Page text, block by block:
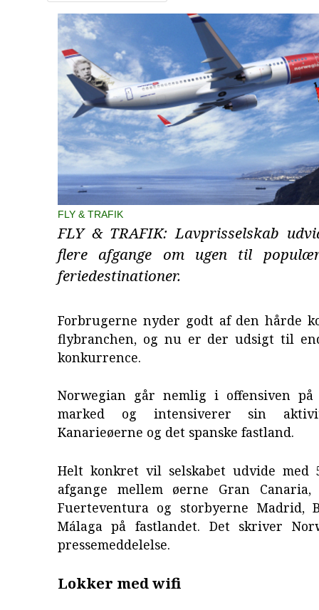
FLY & TRAFIK
FLY & TRAFIK: Lavprisselskab
flere afgange om ugen til
feriedestinationer.
Forbrugerne nyder godt af den hårde
flybranchen, og nu er der udsigt til
konkurrence.
Norwegian går nemlig i offensiven på
marked og intensiverer sin
Kanarieøerne og det spanske fastland.
Helt konkret vil selskabet udvide med
afgange mellem øerne Gran
Fuerteventura og storbyerne Madrid,
Málaga på fastlandet. Det skriver
pressemeddelelse.
Lokker med wifi